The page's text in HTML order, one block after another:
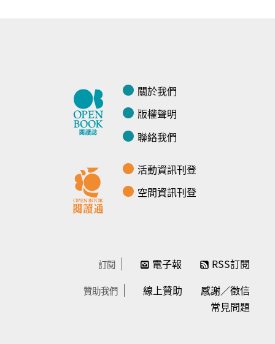
關於我們
版權聲明
聯絡我們
活動資訊刊登
空間資訊刊登
訂閱 電子報 RSS訂閱
贊助我們 線上贊助
感謝／徵信
常見問題